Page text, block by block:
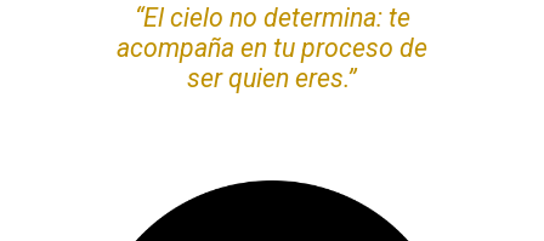
“El cielo no determina: te
acompaña en tu proceso de
ser quien eres.”